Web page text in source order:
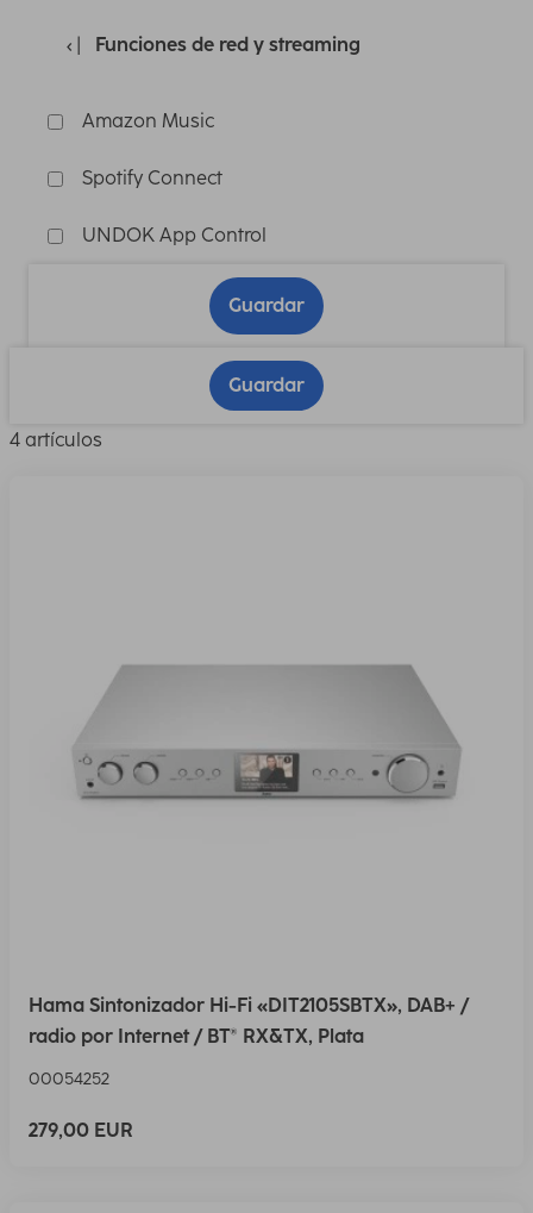
Funciones de red y streaming
Amazon Music
Spotify Connect
UNDOK App Control
Guardar
Guardar
4 artículos
Hama Sintonizador Hi-Fi «DIT2105SBTX», DAB+ /
radio por Internet / BT® RX&TX, Plata
00054252
279,00 EUR